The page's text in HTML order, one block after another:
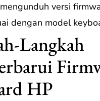
versi
dengan model
Langkah
HP